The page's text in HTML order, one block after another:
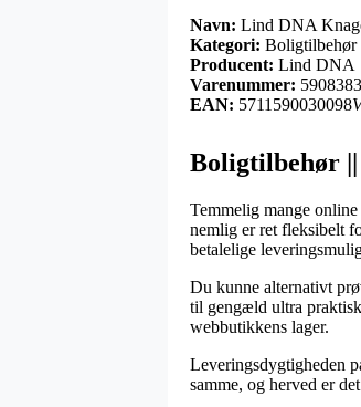
Navn: Lind DNA
Kategori: Boligtilbehør
Producent: Lind DNA
Varenummer: 5908383
EAN: 5711590030098
Boligtilbehør
Temmelig mange
nemlig er ret fleksibelt
betalelige
Du kunne alternativt
til gengæld ultra
webbutikkens lager.
Leveringsdygtigheden
samme, og herved er